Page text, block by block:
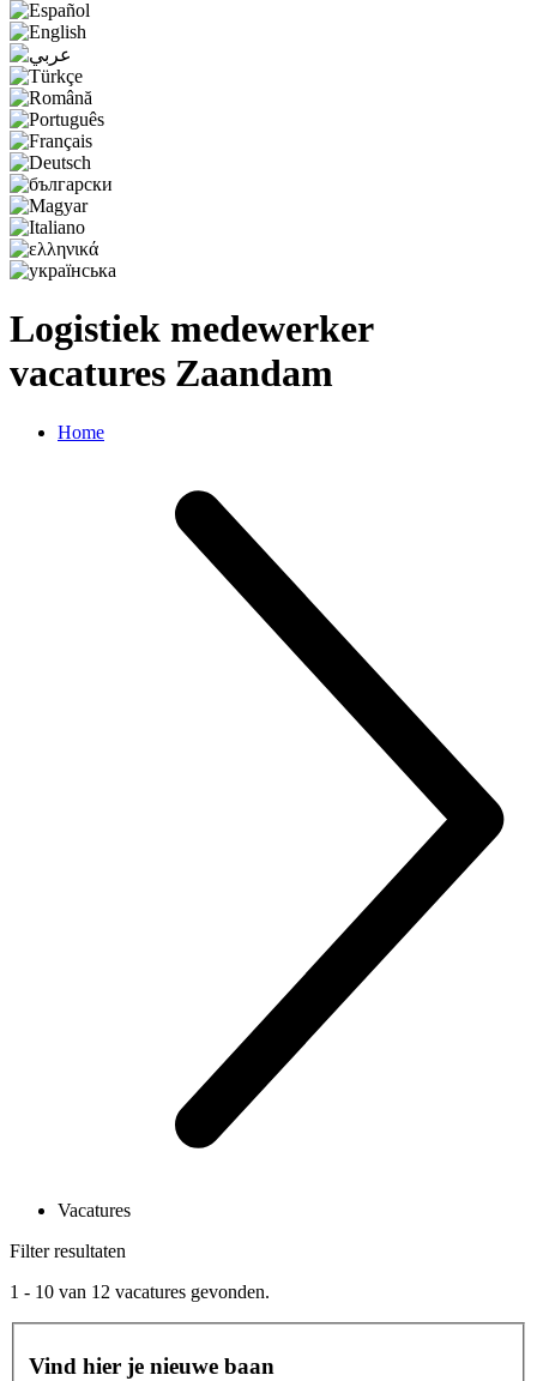
Logistiek medewerker
vacatures Zaandam
Home
Vacatures
Filter resultaten
1 - 10 van 12 vacatures gevonden.
Vind hier je nieuwe baan